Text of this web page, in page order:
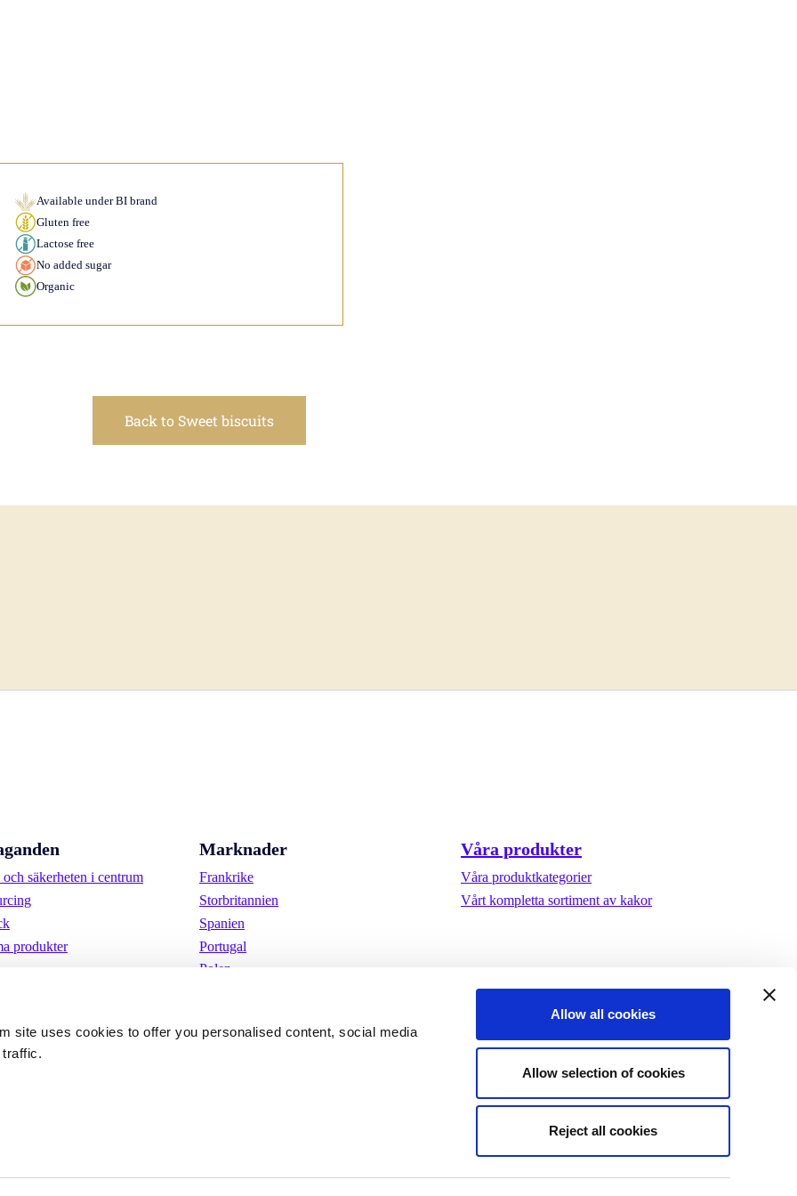
site uses cookies to offer you personalised content, social media
Allow all cookies
Allow selection of cookies
Reject all cookies
Available under BI brand
Gluten free
Lactose free
No added sugar
Organic
Back to Sweet biscuits
säkerheten i centrum
produkter
Marknader
Frankrike
Storbritannien
Spanien
Portugal
Polen
Sverige
Våra produkter
Våra produktkategorier
Vårt kompletta sortiment av kakor
Cookies Integritetspolicy ©Biscuit International 2023